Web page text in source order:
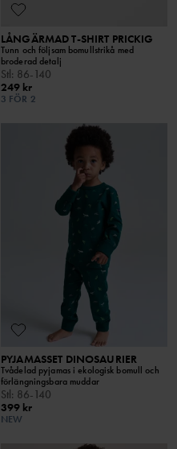
LÅNGÄRMAD T-SHIRT PRICKIG
Tunn och följsam bomullstrikå med
broderad detalj
Stl: 86-140
249 kr
3 FÖR 2
PYJAMASSET DINOSAURIER
Tvådelad pyjamas i ekologisk bomull och
förlängningsbara muddar
Stl: 86-140
399 kr
NEW